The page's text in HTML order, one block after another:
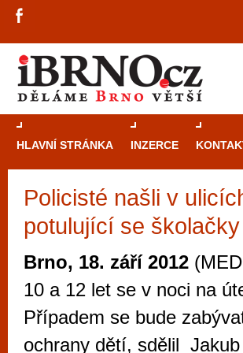
HLAVNÍ STRÁNKA INZERCE
Policisté našli v
potulující se školačky
Brno, 18. září 2012
10 a 12 let se v noci na
Případem se bude
ochrany dětí, sdělil
Mimo jiné je ale také